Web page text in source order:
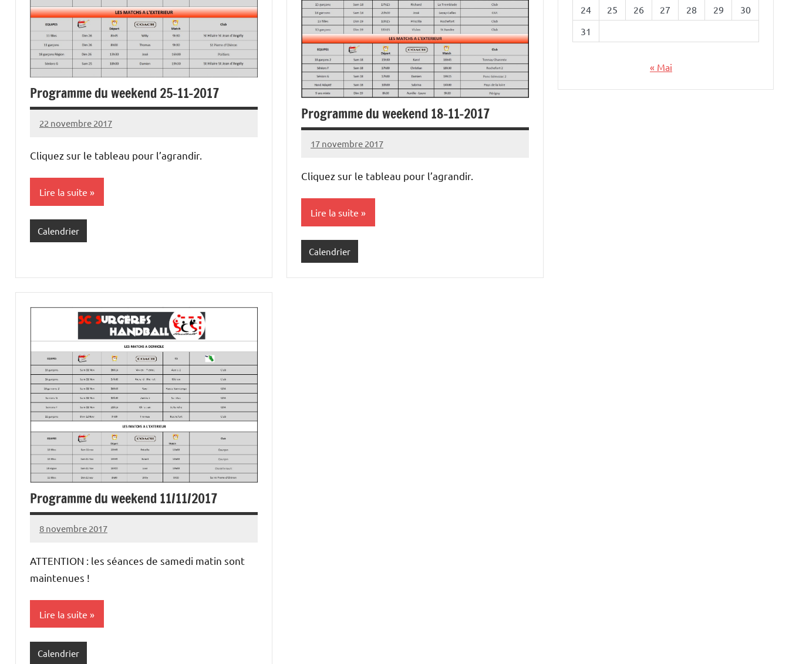
Programme du weekend 25-11-2017
22 novembre 2017
Damien
Aucun
Cliquez sur le tableau pour l’agrandir.
Lire la suite
Calendrier
Programme du weekend 18-11-2017
17 novembre 2017
Damien
Aucun
Cliquez sur le tableau pour l’agrandir.
Lire la suite
Calendrier
Programme du weekend 11/11/2017
8 novembre 2017
Damien
Aucun
ATTENTION : les séances de samedi matin sont
maintenues !
Lire la suite
Calendrier
24
25 26 27 28 29
30
31
« Mai